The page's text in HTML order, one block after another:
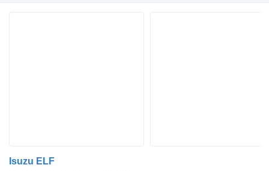
Isuzu ELF